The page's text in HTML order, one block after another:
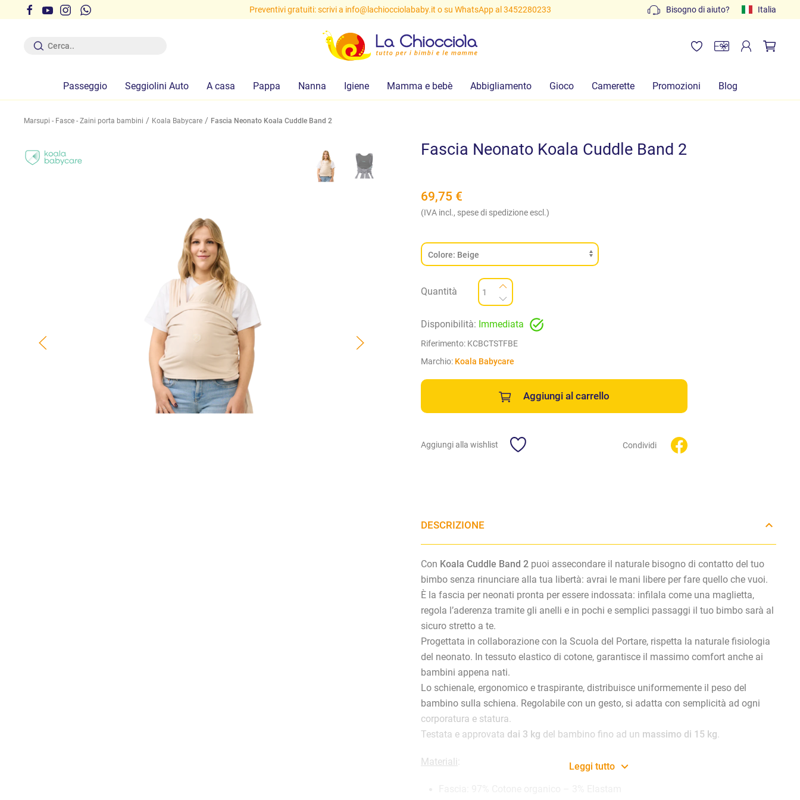
gratuite sopra i 29,90 euro! Preventivi gratuiti: scrivi a info@lachiocciolababy.it o su WhatsApp al 3452280233 Bisogno di aiuto? Italia
Passeggio Seggiolini Auto A casa Pappa Nanna Igiene Mamma e bebè Abbigliamento Gioco Camerette Promozioni Blog
Marsupi - Fasce - Zaini porta bambini Koala Babycare Fascia Neonato Koala Cuddle Band 2
Fascia Neonato Koala Cuddle Band 2
69,75 €
(IVA incl., spese di spedizione escl.)
Quantità
Disponibilità: Immediata
Riferimento: KCBCTSTFBE
Marchio: Koala Babycare
Aggiungi al carrello
Aggiungi alla wishlist Condividi
DESCRIZIONE
Con Koala Cuddle Band 2 puoi assecondare il naturale bisogno di contatto del tuo
bimbo senza rinunciare alla tua libertà: avrai le mani libere per fare quello che vuoi.
È la fascia per neonati pronta per essere indossata: infilala come una maglietta,
regola l’aderenza tramite gli anelli e in pochi e semplici passaggi il tuo bimbo sarà al
sicuro stretto a te.
Progettata in collaborazione con la Scuola del Portare, rispetta la naturale fisiologia
del neonato. In tessuto elastico di cotone, garantisce il massimo comfort anche ai
bambini appena nati.
Lo schienale, ergonomico e traspirante, distribuisce uniformemente il peso del
bambino sulla schiena. Regolabile con un gesto, si adatta con semplicità ad ogni
corporatura e statura.
Testata e approvata dai 3 kg del bambino fino ad un massimo di 15 kg.
Materiali: Leggi tutto